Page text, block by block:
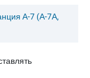
А-7 (А-7А,